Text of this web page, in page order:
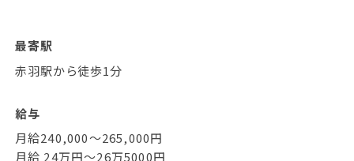
最寄駅
赤羽駅から徒歩1分
給与
月給240,000～265,000円
月給 24万円～26万5000円